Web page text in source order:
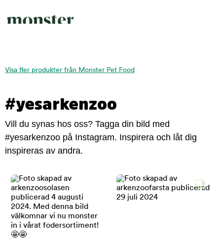
Visa fler produkter från Monster Pet Food
#yesarkenzoo
Vill du synas hos oss? Tagga din bild med
#yesarkenzoo på Instagram. Inspirera och låt dig
inspireras av andra.